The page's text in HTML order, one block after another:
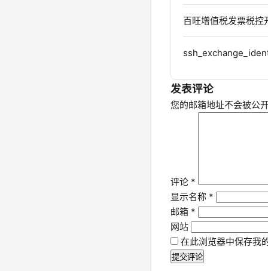
百旺增值税发票税控
发表评论
您的邮箱地址不会被公
评论 *
显示名称 *
邮箱 *
网站
在此浏览器中保存我